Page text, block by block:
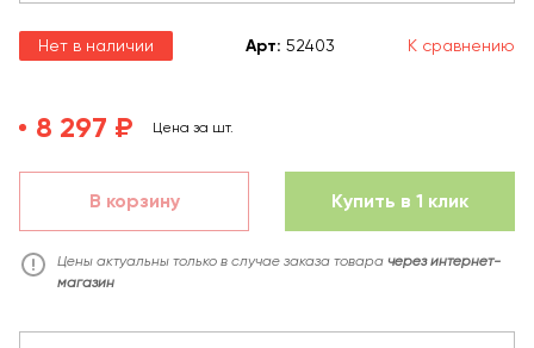
Нет в наличии Арт: 52403 К сравнению
8 297 ₽ Цена за шт.
В корзину Купить в 1 клик
Цены актуальны только в случае заказа товара через интернет-
магазин